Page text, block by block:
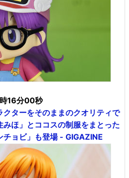
16分00秒
クターをそのままのクオリティで
ほ」とココスの制服をまとった
チョビ」も登場 - GIGAZINE